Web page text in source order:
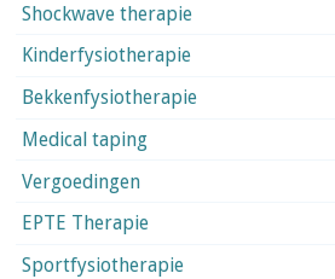
Shockwave therapie
Kinderfysiotherapie
Bekkenfysiotherapie
Medical taping
Vergoedingen
EPTE Therapie
Sportfysiotherapie